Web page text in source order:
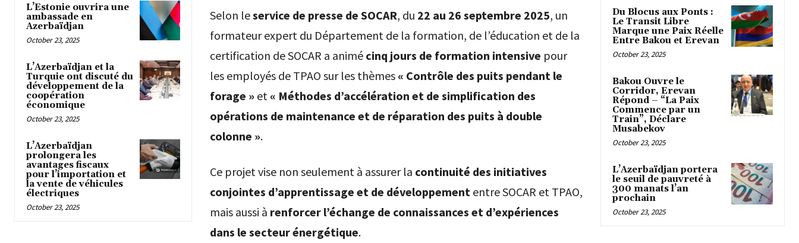
L’Estonie ouvrira une
ambassade en
Azerbaïdjan
October 23, 2025
L’Azerbaïdjan et la
Turquie ont discuté du
développement de la
coopération
économique
October 23, 2025
L’Azerbaïdjan
prolongera les
avantages fiscaux
pour l’importation et
la vente de véhicules
électriques
October 23, 2025
Selon leservice de presse de SOCAR, du 22 au 26 septembre 2025, un
formateur expert du Département de la formation, de l’éducation et de la
certification de SOCAR a animé cinq jours de formation intensive pour
les employés de TPAO sur les thèmes « Contrôle des puits pendant le
forage » et « Méthodes d’accélération et de simplification des
opérations de maintenance et de réparation des puits à double
colonne ».
Ce projet vise non seulement à assurer la continuité des initiatives
conjointes d’apprentissage et de développemententre SOCAR et TPAO,
mais aussi à renforcer l’échange de connaissances et d’expériences
dans le secteur énergétique.
Du Blocus aux Ponts :
Le Transit Libre
Marque une Paix Réelle
Entre Bakou et Erevan
October 23, 2025
Bakou Ouvre le
Corridor, Erevan
Répond – “La Paix
Commence par un
Train”, Déclare
Musabekov
October 23, 2025
L’Azerbaïdjan portera
le seuil de pauvreté à
300 manats l’an
prochain
October 23, 2025